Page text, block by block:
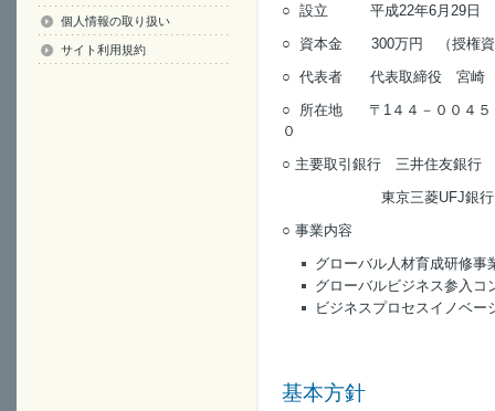
○ 設立 平成22年6月29日
○ 資本金 300万円 （授権資
○ 代表者 代表取締役 宮崎
○ 所在地 〒1４４－００４５
０
○ 主要取引銀行 三井住友銀行
東京三菱UFJ銀
○ 事業内容
グローバル人材育成研修事
グローバルビジネス参入コ
ビジネスプロセスイノベー
基本方針
個人情報の取り扱い
サイト利用規約